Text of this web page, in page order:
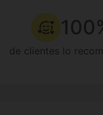
de clientes lo